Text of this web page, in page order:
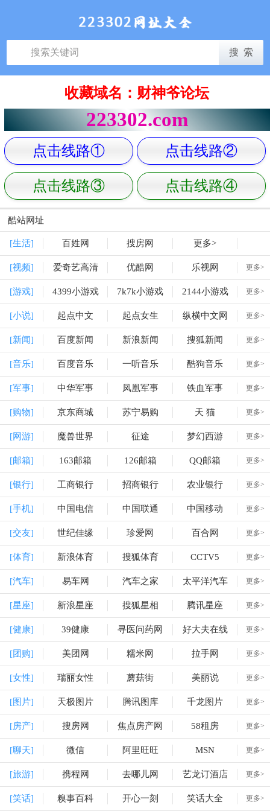
收藏域名：财神爷论坛
223302.com
点击线路① 点击线路②
点击线路③ 点击线路④
酷站网址
[生活] 百姓网 搜房网 更多>
[视频] 爱奇艺高清 优酷网 乐视网 更多>
[游戏] 4399小游戏 7k7k小游戏 2144小游戏 更多>
[小说] 起点中文 起点女生 纵横中文网 更多>
[新闻] 百度新闻 新浪新闻 搜狐新闻 更多>
[音乐] 百度音乐 一听音乐 酷狗音乐 更多>
[军事] 中华军事 凤凰军事 铁血军事 更多>
[购物] 京东商城 苏宁易购 天 猫 更多>
[网游] 魔兽世界 征途 梦幻西游 更多>
[邮箱] 163邮箱 126邮箱 QQ邮箱 更多>
[银行] 工商银行 招商银行 农业银行 更多>
[手机] 中国电信 中国联通 中国移动 更多>
[交友] 世纪佳缘 珍爱网 百合网 更多>
[体育] 新浪体育 搜狐体育 CCTV5 更多>
[汽车] 易车网 汽车之家 太平洋汽车 更多>
[星座] 新浪星座 搜狐星相 腾讯星座 更多>
[健康] 39健康 寻医问药网 好大夫在线 更多>
[团购] 美团网 糯米网 拉手网 更多>
[女性] 瑞丽女性 蘑菇街 美丽说 更多>
[图片] 天极图片 腾讯图库 千龙图片 更多>
[房产] 搜房网 焦点房产网 58租房 更多>
[聊天] 微信 阿里旺旺 MSN 更多>
[旅游] 携程网 去哪儿网 艺龙订酒店 更多>
[笑话] 糗事百科 开心一刻 笑话大全 更多>